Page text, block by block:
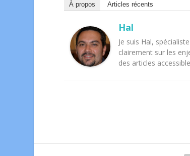
À propos Articles récents
Hal
Je suis Hal,
clairement sur les
des articles